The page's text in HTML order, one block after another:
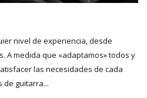
nivel de experiencia, desde
A medida que «adaptamos» todos y
las necesidades de cada
de guitarra...